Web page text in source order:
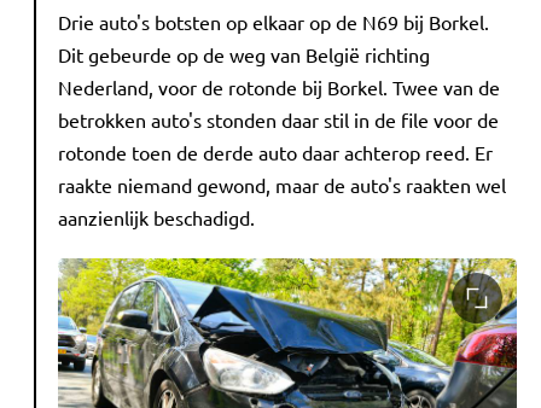
Drie auto's botsten op elkaar op de N69 bij Borkel.
Dit gebeurde op de weg van België richting
Nederland, voor de rotonde bij Borkel. Twee van de
betrokken auto's stonden daar stil in de file voor de
rotonde toen de derde auto daar achterop reed. Er
raakte niemand gewond, maar de auto's raakten wel
aanzienlijk beschadigd.